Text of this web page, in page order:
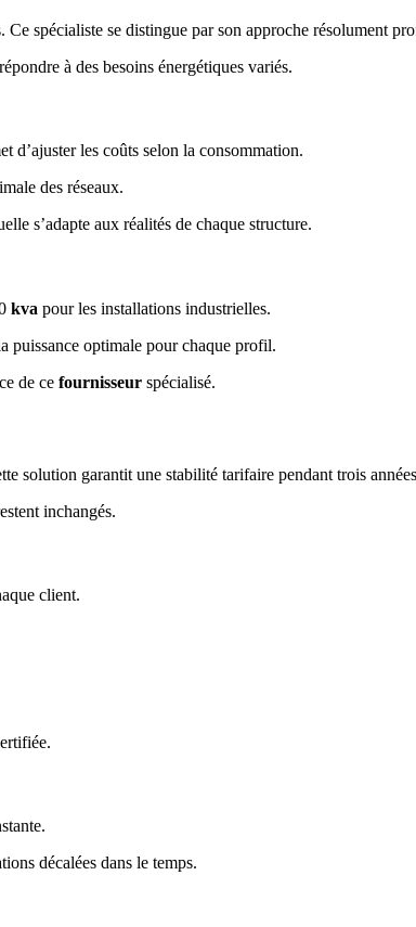
spécialiste se distingue par son approche résolument
à des besoins énergétiques variés.
d’ajuster les coûts selon la consommation.
des réseaux.
s’adapte aux réalités de chaque structure.
kva pour les installations industrielles.
puissance optimale pour chaque profil.
de ce fournisseur spécialisé.
solution garantit une stabilité tarifaire pendant trois
inchangés.
client.
décalées dans le temps.